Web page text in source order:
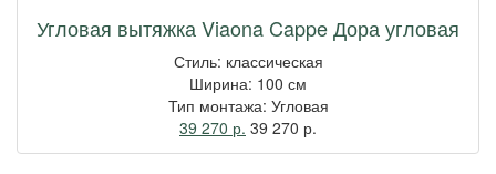
Угловая вытяжка Viaona Cappe Дора угловая
Стиль: классическая
Ширина: 100 см
Тип монтажа: Угловая
39 270 р. 39 270 р.